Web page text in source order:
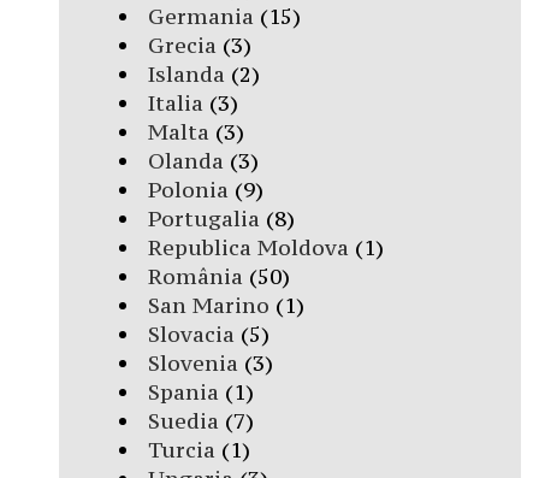
Germania (15)
Grecia (3)
Islanda (2)
Italia (3)
Malta (3)
Olanda (3)
Polonia (9)
Portugalia (8)
Republica Moldova (1)
România (50)
San Marino (1)
Slovacia (5)
Slovenia (3)
Spania (1)
Suedia (7)
Turcia (1)